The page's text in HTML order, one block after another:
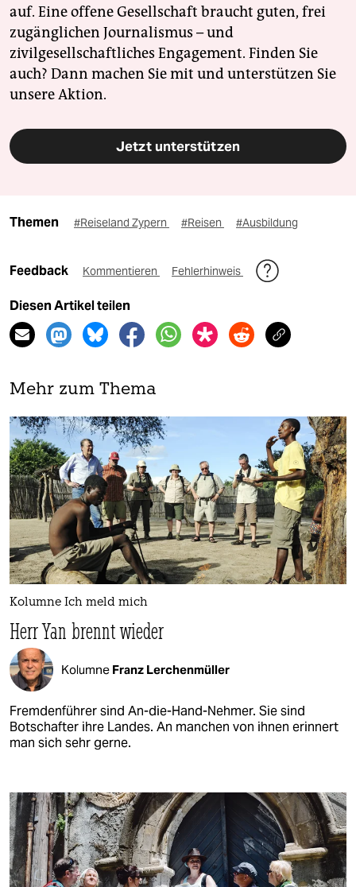
auf. Eine offene Gesellschaft braucht guten, frei
zugänglichen Journalismus – und
zivilgesellschaftliches Engagement. Finden Sie
auch? Dann machen Sie mit und unterstützen Sie
unsere Aktion.
Jetzt unterstützen
Themen #Reiseland Zypern #Reisen #Ausbildung
Feedback Kommentieren Fehlerhinweis
Diesen Artikel teilen
Mehr zum Thema
Kolumne Ich meld mich
Herr Yan brennt wieder
Kolumne Franz Lerchenmüller
Fremdenführer sind An-die-Hand-Nehmer. Sie sind
Botschafter ihre Landes. An manchen von ihnen erinnert
man sich sehr gerne.